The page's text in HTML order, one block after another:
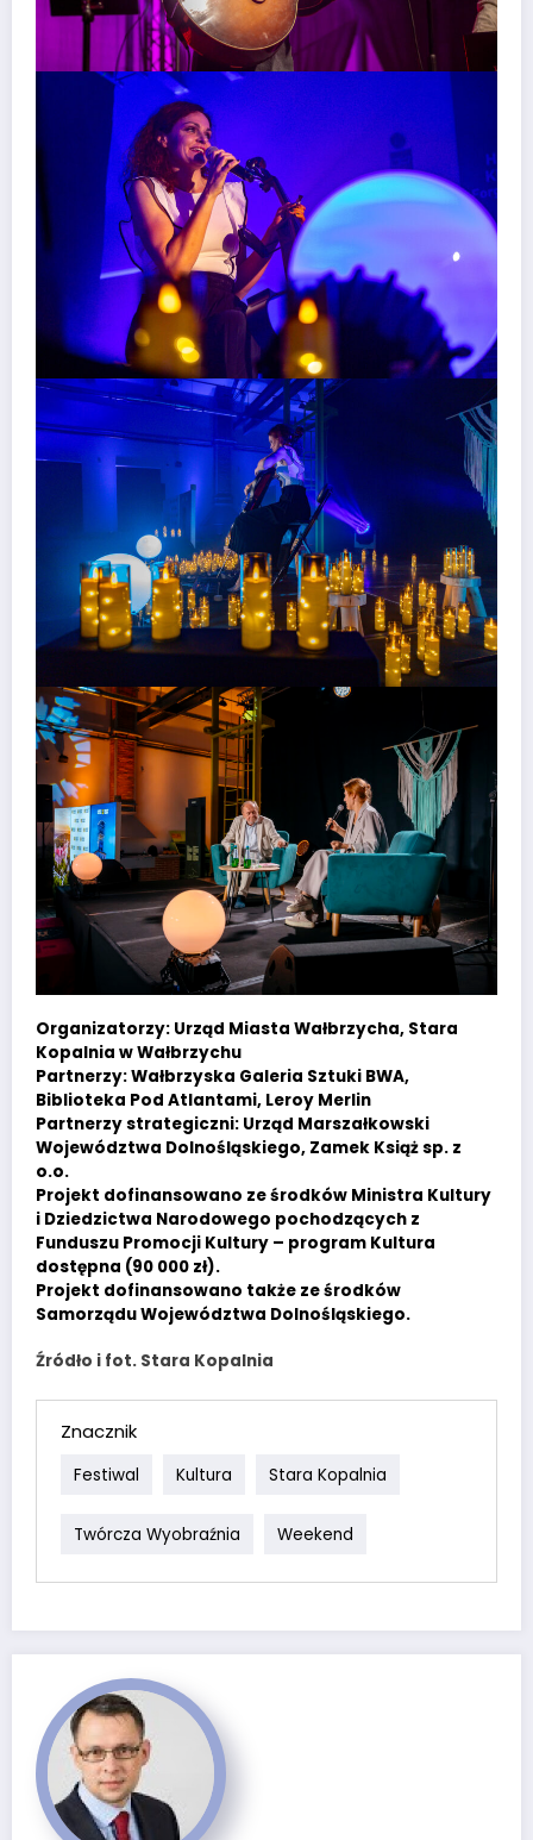
Organizatorzy: Urząd Miasta Wałbrzycha, Stara
Kopalnia w Wałbrzychu
Partnerzy: Wałbrzyska Galeria Sztuki BWA,
Biblioteka Pod Atlantami, Leroy Merlin
Partnerzy strategiczni: Urząd Marszałkowski
Województwa Dolnośląskiego, Zamek Książ sp. z
o.o.
Projekt dofinansowano ze środków Ministra Kultury
i Dziedzictwa Narodowego pochodzących z
Funduszu Promocji Kultury – program Kultura
dostępna (90 000 zł).
Projekt dofinansowano także ze środków
Samorządu Województwa Dolnośląskiego.
Źródło i fot. Stara Kopalnia
Znacznik
Festiwal Kultura Stara Kopalnia
Twórcza Wyobraźnia Weekend